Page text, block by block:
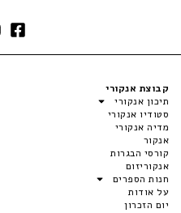
קבוצת אנקורי
תיכון אנקורי
סטודיו אנקורי
מדיה אנקורי
אנקור
קורסי הבגרות
אנקוריזום
חנות הספרים
על אודות
יום הזכרון